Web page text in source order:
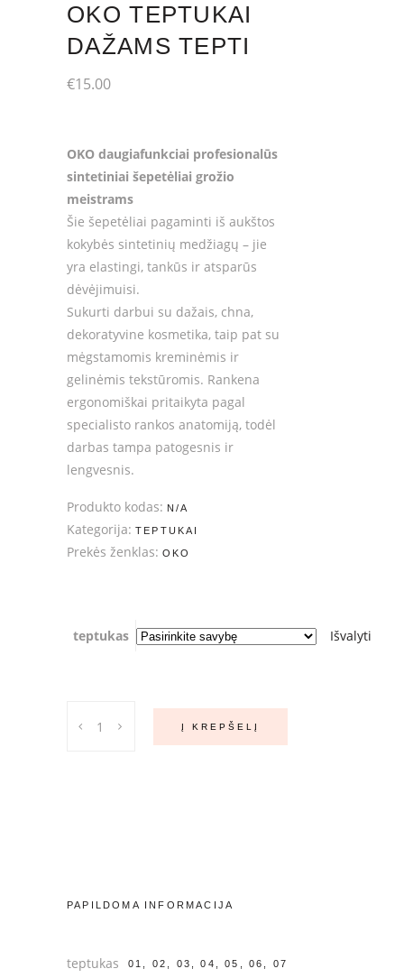
OKO TEPTUKAI
DAŽAMS TEPTI
€15.00
OKO daugiafunkciai profesionalūs
sintetiniai šepetėliai grožio
meistrams
Šie šepetėliai pagaminti iš aukštos
kokybės sintetinių medžiagų – jie
yra elastingi, tankūs ir atsparūs
dėvėjimuisi.
Sukurti darbui su dažais, chna,
dekoratyvine kosmetika, taip pat su
mėgstamomis kreminėmis ir
gelinėmis tekstūromis. Rankena
ergonomiškai pritaikyta pagal
specialisto rankos anatomiją, todėl
darbas tampa patogesnis ir
lengvesnis.
Produkto kodas: N/A
Kategorija: TEPTUKAI
Prekės ženklas: OKO
teptukas Išvalyti
teptukai
Į KREPŠELĮ
PAPILDOMA INFORMACIJA
teptukas 01, 02, 03, 04, 05, 06, 07